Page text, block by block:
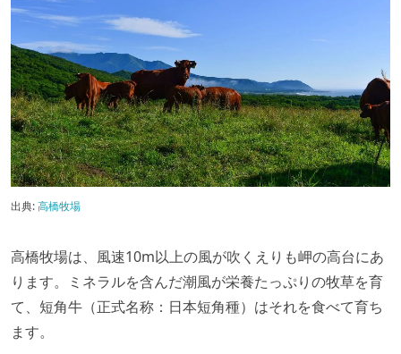
出典:高橋牧場
高橋牧場は、風速10m以上の風が吹くえりも岬の高台にあ
ります。ミネラルを含んだ潮風が栄養たっぷりの牧草を育
て、短角牛（正式名称：日本短角種）はそれを食べて育ち
ます。